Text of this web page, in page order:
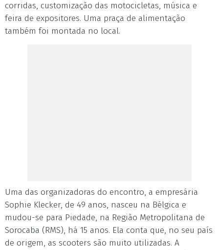
corridas, customização das motocicletas, música e
feira de expositores. Uma praça de alimentação
também foi montada no local.
Uma das organizadoras do encontro, a empresária
Sophie Klecker, de 49 anos, nasceu na Bélgica e
mudou-se para Piedade, na Região Metropolitana de
Sorocaba (RMS), há 15 anos. Ela conta que, no seu país
de origem, as scooters são muito utilizadas. A